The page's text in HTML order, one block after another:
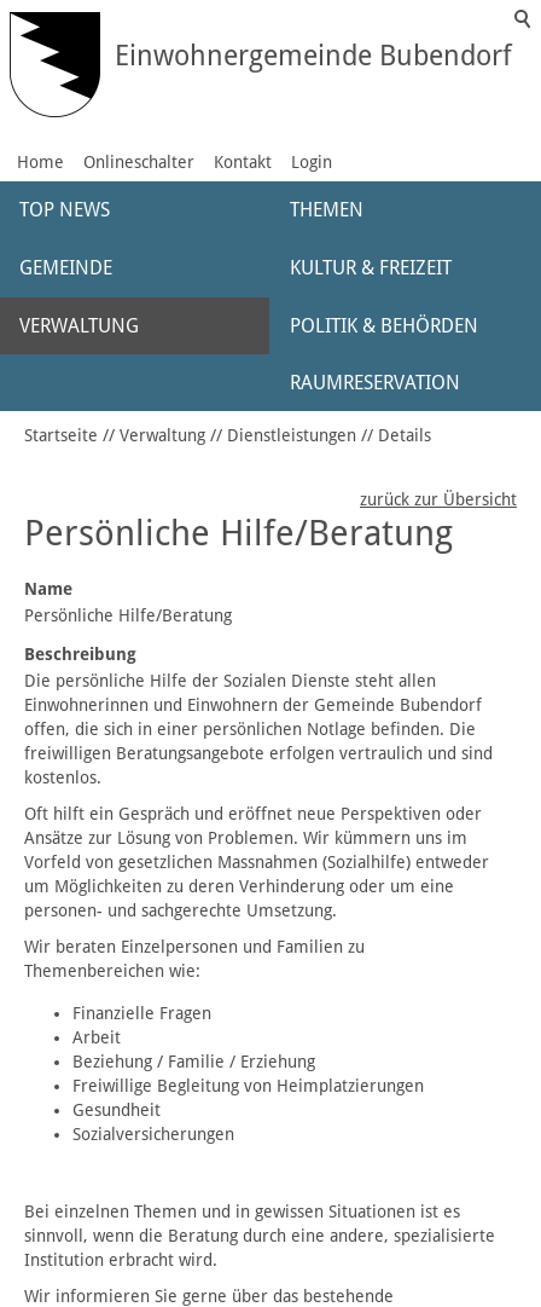
Einwohnergemeinde Bubendorf
Home Onlineschalter Kontakt Login
TOP NEWS THEMEN
GEMEINDE KULTUR & FREIZEIT
VERWALTUNG POLITIK & BEHÖRDEN
RAUMRESERVATION
Startseite Verwaltung Dienstleistungen Details
zurück zur Übersicht
Persönliche Hilfe/Beratung
Name
Persönliche Hilfe/Beratung
Beschreibung
Die persönliche Hilfe der Sozialen Dienste steht allen
Einwohnerinnen und Einwohnern der Gemeinde Bubendorf
offen, die sich in einer persönlichen Notlage befinden. Die
freiwilligen Beratungsangebote erfolgen vertraulich und sind
kostenlos.
Oft hilft ein Gespräch und eröffnet neue Perspektiven oder
Ansätze zur Lösung von Problemen. Wir kümmern uns im
Vorfeld von gesetzlichen Massnahmen (Sozialhilfe) entweder
um Möglichkeiten zu deren Verhinderung oder um eine
personen- und sachgerechte Umsetzung.
Wir beraten Einzelpersonen und Familien zu
Themenbereichen wie:
Finanzielle Fragen
Arbeit
Beziehung / Familie / Erziehung
Freiwillige Begleitung von Heimplatzierungen
Gesundheit
Sozialversicherungen
Bei einzelnen Themen und in gewissen Situationen ist es
sinnvoll, wenn die Beratung durch eine andere, spezialisierte
Institution erbracht wird.
Wir informieren Sie gerne über das bestehende